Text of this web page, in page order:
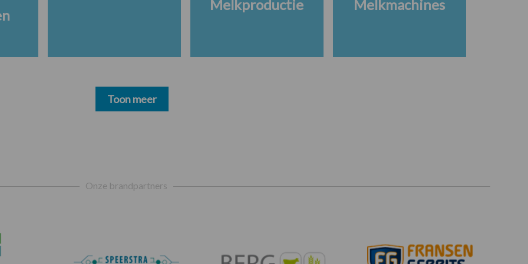
Melkproductie Melkmachines
Toon meer
Onze brandpartners